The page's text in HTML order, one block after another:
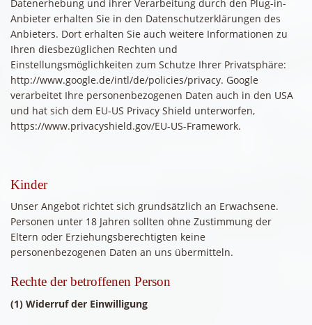
Datenerhebung und ihrer Verarbeitung durch den Plug-in-
Anbieter erhalten Sie in den Datenschutzerklärungen des
Anbieters. Dort erhalten Sie auch weitere Informationen zu
Ihren diesbezüglichen Rechten und
Einstellungsmöglichkeiten zum Schutze Ihrer Privatsphäre:
http://www.google.de/intl/de/policies/privacy. Google
verarbeitet Ihre personenbezogenen Daten auch in den USA
und hat sich dem EU-US Privacy Shield unterworfen,
https://www.privacyshield.gov/EU-US-Framework.
Kinder
Unser Angebot richtet sich grundsätzlich an Erwachsene.
Personen unter 18 Jahren sollten ohne Zustimmung der
Eltern oder Erziehungsberechtigten keine
personenbezogenen Daten an uns übermitteln.
Rechte der betroffenen Person
(1) Widerruf der Einwilligung